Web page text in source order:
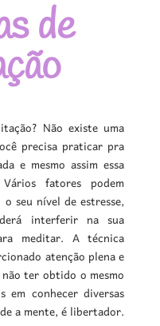
de
Não existe uma
precisa praticar pra
e mesmo assim essa
fatores podem
seu nível de estresse,
interferir na sua
meditar. A técnica
atenção plena e
ter obtido o mesmo
em conhecer diversas
a mente, é libertador.